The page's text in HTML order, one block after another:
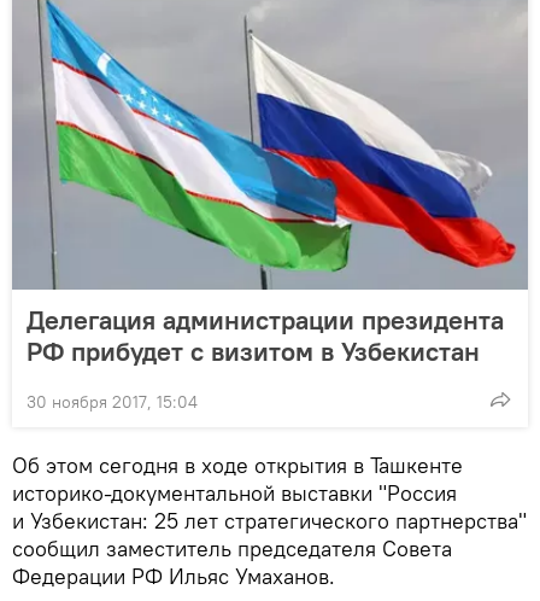
Делегация администрации президента
РФ прибудет с визитом в Узбекистан
30 ноября 2017, 15:04
Об этом сегодня в ходе открытия в Ташкенте
историко-документальной выставки "Россия
и Узбекистан: 25 лет стратегического партнерства"
сообщил заместитель председателя Совета
Федерации РФ Ильяс Умаханов.